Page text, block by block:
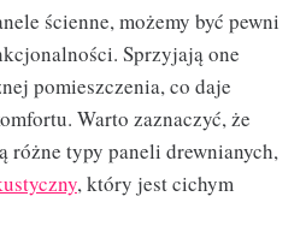
ścienne, możemy być pewni
Sprzyjają one
pomieszczenia, co daje
Warto zaznaczyć, że
różne typy paneli drewnianych,
, który jest cichym